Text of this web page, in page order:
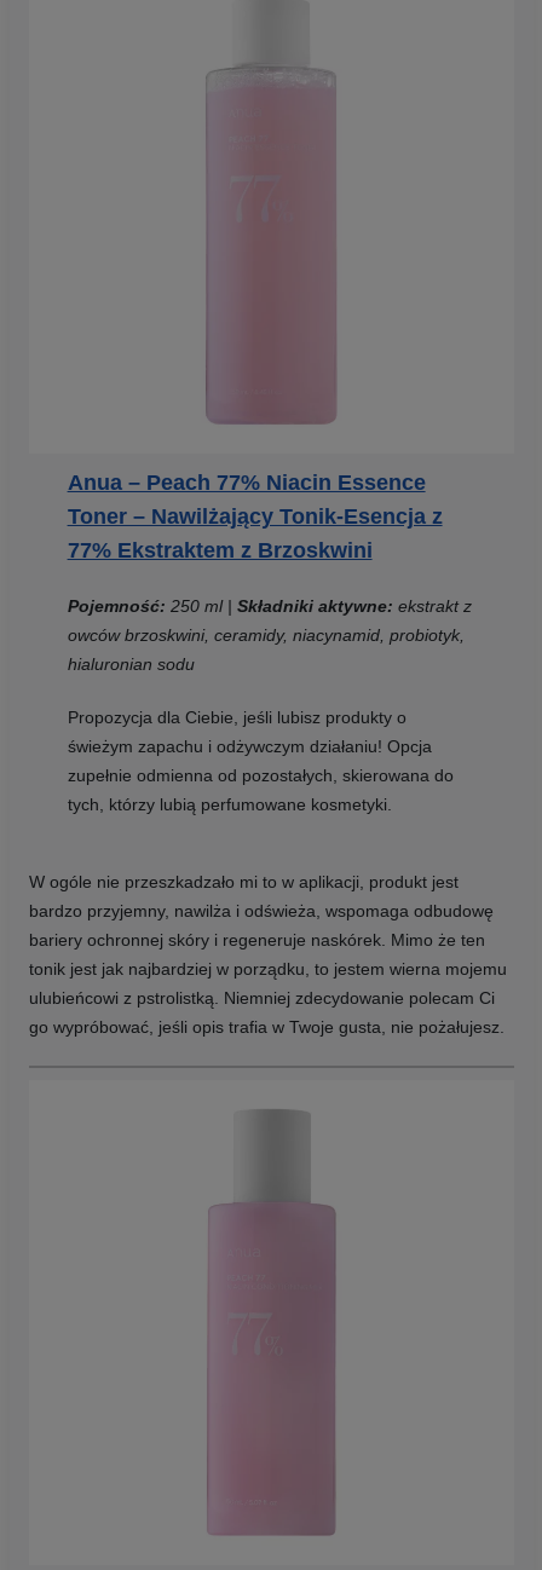
Anua – Peach 77% Niacin Essence
Toner – Nawilżający Tonik-Esencja z
77% Ekstraktem z Brzoskwini
Pojemność: 250 ml | Składniki aktywne: ekstrakt z
owców brzoskwini, ceramidy, niacynamid, probiotyk,
hialuronian sodu
Propozycja dla Ciebie, jeśli lubisz produkty o
świeżym zapachu i odżywczym działaniu! Opcja
zupełnie odmienna od pozostałych, skierowana do
tych, którzy lubią perfumowane kosmetyki.
W ogóle nie przeszkadzało mi to w aplikacji, produkt jest
bardzo przyjemny, nawilża i odświeża, wspomaga odbudowę
bariery ochronnej skóry i regeneruje naskórek. Mimo że ten
tonik jest jak najbardziej w porządku, to jestem wierna mojemu
ulubieńcowi z pstrolistką. Niemniej zdecydowanie polecam Ci
go wypróbować, jeśli opis trafia w Twoje gusta, nie pożałujesz.